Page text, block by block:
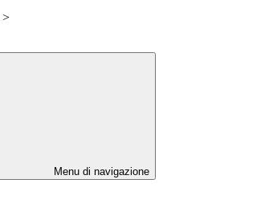
>
Menu di navigazione